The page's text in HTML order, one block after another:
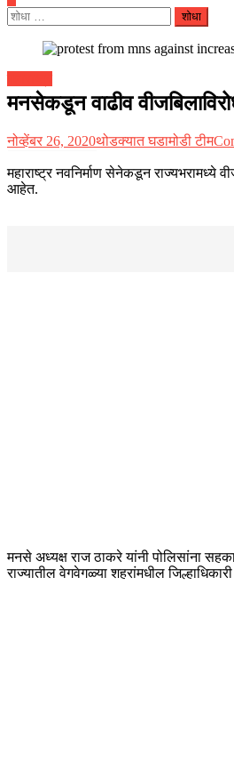
यांचा
शोध
मनसेकडून वाढीव
नोव्हेंबर 26, 2020थोडक्यात घडामोडी टीम
महाराष्ट्र नवनिर्माण सेनेकडून राज्यभरामध्ये
आहेत.
मनसे अध्यक्ष राज ठाकरे यांनी पोलिसांना
राज्यातील वेगवेगळ्या शहरांमधील